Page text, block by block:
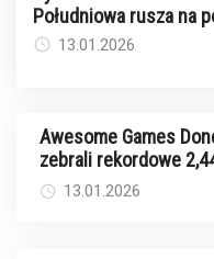
Południowa rusza na
13.01.2026
Awesome Games
zebrali rekordowe
rakiem13.01.2026